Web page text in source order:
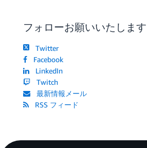
フォローお願いいたします
Twitter
Facebook
LinkedIn
Twitch
最新情報メール
RSS フィード